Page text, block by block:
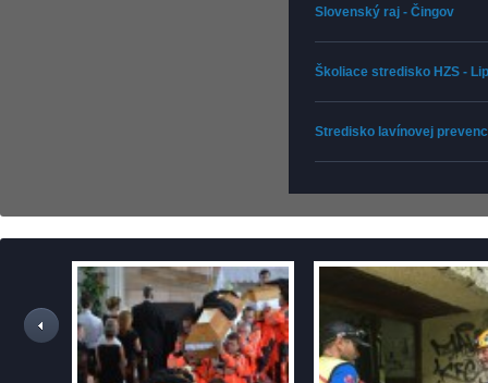
Slovenský raj - Čingov
Školiace stredisko HZS -
Stredisko lavínovej